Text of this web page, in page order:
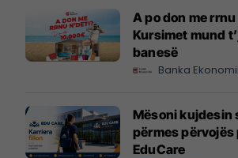
A po don me
Kursimet mund
banesë
Banka
Mësoni kujdesin
përmes përvojës
EduCare